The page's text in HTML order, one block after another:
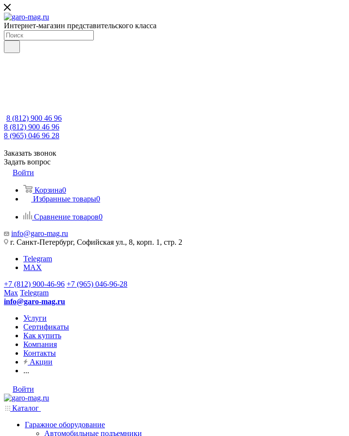
Интернет-магазин представительского класса
8 (812) 900 46 96
8 (812) 900 46 96
8 (965) 046 96 28
Заказать звонок
Задать вопрос
Войти
Корзина0
Избранные товары0
Сравнение товаров0
info@garo-mag.ru
г. Санкт-Петербург, Софийская ул., 8, корп. 1, стр. 2
Telegram
MAX
+7 (812) 900-46-96 +7 (965) 046-96-28
Max Telegram
info@garo-mag.ru
Услуги
Сертификаты
Как купить
Компания
Контакты
Акции
...
Войти
Каталог
Гаражное оборудование
Автомобильные подъемники